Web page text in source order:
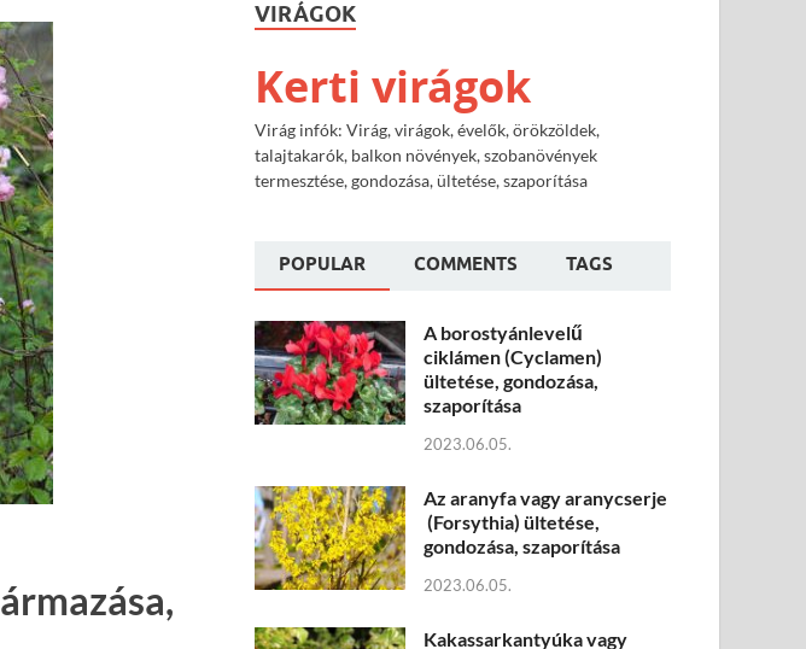
VIRÁGOK
Kerti virágok
Virág infók: Virág, virágok, évelők, örökzöldek,
talajtakarók, balkon növények, szobanövények
termesztése, gondozása, ültetése, szaporítása
POPULAR COMMENTS TAGS
A borostyánlevelű
ciklámen (Cyclamen)
ültetése, gondozása,
szaporítása
2023.06.05.
Az aranyfa vagy aranycserje
(Forsythia) ültetése,
gondozása, szaporítása
2023.06.05.
Kakassarkantyúka vagy